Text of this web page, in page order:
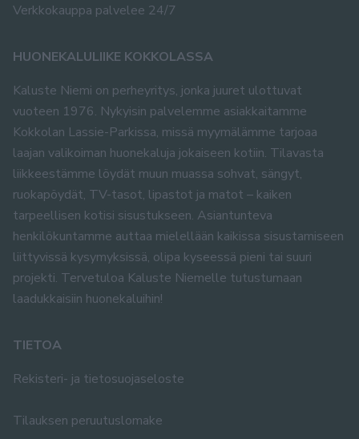
Verkkokauppa palvelee 24/7
HUONEKALULIIKE KOKKOLASSA
Kaluste Niemi on perheyritys, jonka juuret ulottuvat
vuoteen 1976. Nykyisin palvelemme asiakkaitamme
Kokkolan Lassie-Parkissa, missä myymälämme tarjoaa
laajan valikoiman huonekaluja jokaiseen kotiin. Tilavasta
liikkeestämme löydät muun muassa sohvat, sängyt,
ruokapöydät, TV-tasot, lipastot ja matot – kaiken
tarpeellisen kotisi sisustukseen. Asiantunteva
henkilökuntamme auttaa mielellään kaikissa sisustamiseen
liittyvissä kysymyksissä, olipa kyseessä pieni tai suuri
projekti. Tervetuloa Kaluste Niemelle tutustumaan
laadukkaisiin huonekaluihin!
TIETOA
Rekisteri- ja tietosuojaseloste
Tilauksen peruutuslomake